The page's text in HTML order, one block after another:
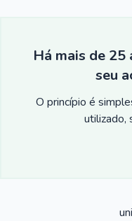
Há mais de
seu
O princípio é
utilizado,